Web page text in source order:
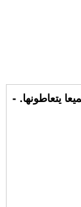
يتعاطونها. -